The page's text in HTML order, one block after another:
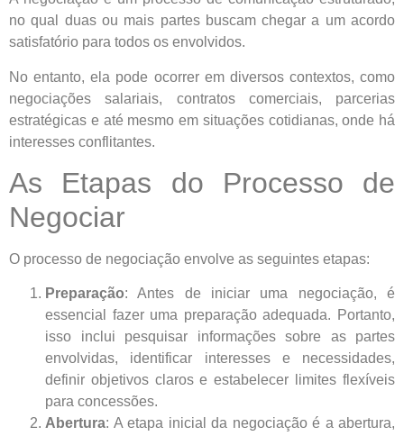
no qual duas ou mais partes buscam chegar a um acordo
satisfatório para todos os envolvidos.
No entanto, ela pode ocorrer em diversos contextos, como
negociações salariais, contratos comerciais, parcerias
estratégicas e até mesmo em situações cotidianas, onde há
interesses conflitantes.
As Etapas do Processo de
Negociar
O processo de negociação envolve as seguintes etapas:
Preparação: Antes de iniciar uma negociação, é
essencial fazer uma preparação adequada. Portanto,
isso inclui pesquisar informações sobre as partes
envolvidas, identificar interesses e necessidades,
definir objetivos claros e estabelecer limites flexíveis
para concessões.
Abertura: A etapa inicial da negociação é a abertura,